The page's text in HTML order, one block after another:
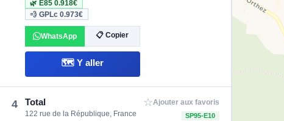
🌿 E850.918€
💨 GPLc0.973€
WhatsApp 📋 Copier
🗺️ Y aller
4 Total
122 rue de la République, France
☆Ajouter aux favoris
SP95-E10